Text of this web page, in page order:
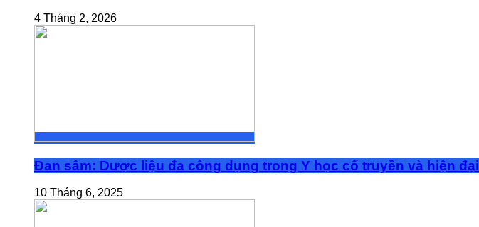
4 Tháng 2, 2026
Đan sâm: Dược liệu đa công dụng trong Y học cổ truyền và hiện đại
10 Tháng 6, 2025